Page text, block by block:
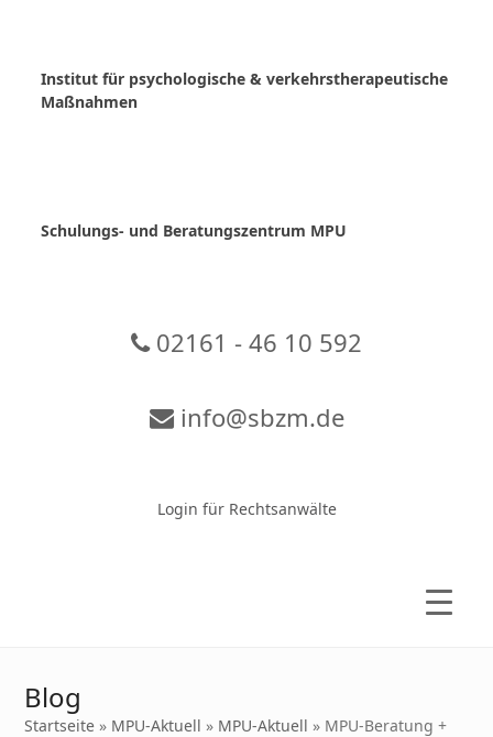
Institut für psychologische & verkehrstherapeutische
Maßnahmen
Schulungs- und Beratungszentrum MPU
02161 - 46 10 592
info@sbzm.de
Login für Rechtsanwälte
Blog
Startseite » MPU-Aktuell » MPU-Aktuell » MPU-Beratung +